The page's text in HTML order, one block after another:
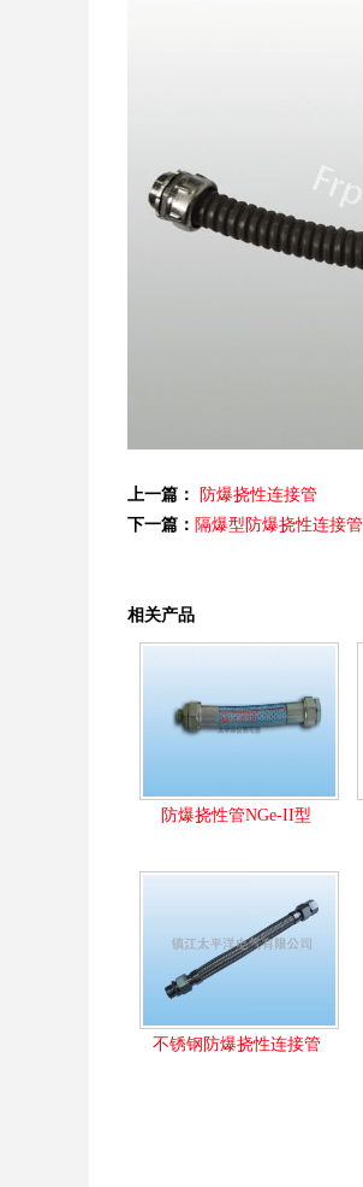
上一篇：
防爆挠性连接管
下一篇： 隔爆型防爆挠性连接管
相关产品
防爆挠性管NGe-II型
不锈钢防爆挠性连接管